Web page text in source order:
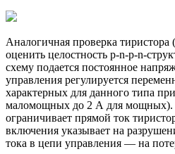
Аналогичная проверка тиристора
оценить целостность p-n-p-n-
схему подается постоянное
управления регулируется
характерных для данного типа
маломощных до 2 А для мощных).
ограничивает прямой ток
включения указывает на
тока в цепи управления — на